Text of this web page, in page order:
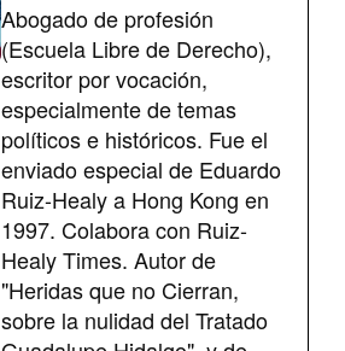
Abogado de profesión
(Escuela Libre de Derecho),
escritor por vocación,
especialmente de temas
políticos e históricos. Fue el
enviado especial de Eduardo
Ruiz-Healy a Hong Kong en
1997. Colabora con Ruiz-
Healy Times. Autor de
"Heridas que no Cierran,
sobre la nulidad del Tratado